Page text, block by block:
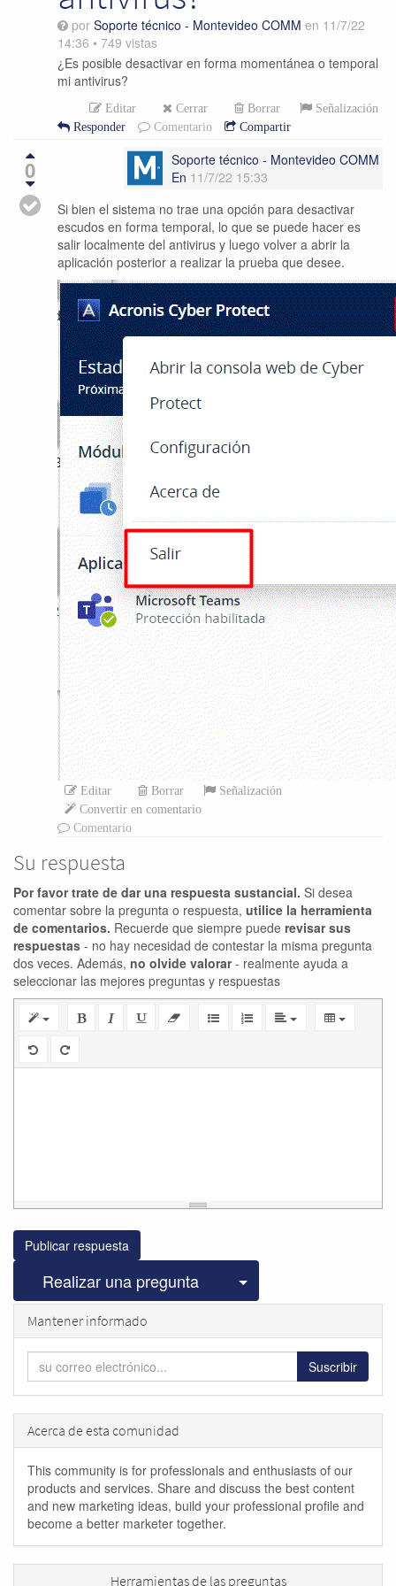
por Soporte técnico - Montevideo COMM en 11/7/22
14:36 • 749 vistas
¿Es posible desactivar en forma momentánea o temporal
mi antivirus?
Editar Cerrar Borrar
Señalización
Responder
Comentario Compartir
0
Soporte técnico - Montevideo COMM
En 11/7/22 15:33
Si bien el sistema no trae una opción para desactivar
escudos en forma temporal, lo que se puede hacer es
salir localmente del antivirus y luego volver a abrir la
aplicación posterior a realizar la prueba que desee.
Editar Borrar
Señalización
Convertir en comentario
Comentario
Su respuesta
Por favor trate de dar una respuesta sustancial. Si desea
comentar sobre la pregunta o respuesta, utilice la herramienta
de comentarios. Recuerde que siempre puede revisar sus
respuestas - no hay necesidad de contestar la misma pregunta
dos veces. Además, no olvide valorar- realmente ayuda a
seleccionar las mejores preguntas y respuestas
Publicar respuesta
Realizar una pregunta Seleccionar
Mantener informado
Suscribir
Acerca de esta comunidad
This community is for professionals and enthusiasts of our
products and services. Share and discuss the best content
and new marketing ideas, build your professional profile and
become a better marketer together.
Herramientas de las preguntas